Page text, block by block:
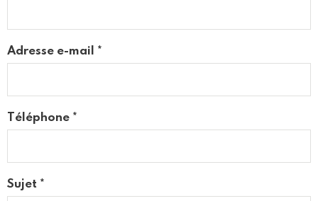
Adresse e-mail *
Téléphone *
Sujet *